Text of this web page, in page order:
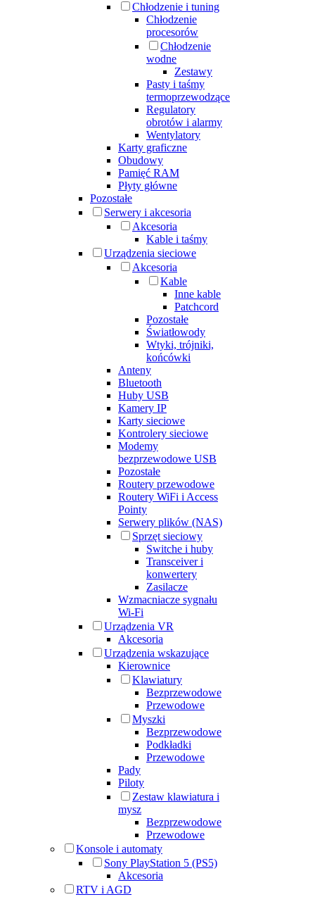
Chłodzenie i tuning
Chłodzenie
procesorów
Chłodzenie
wodne
Zestawy
Pasty i taśmy
termoprzewodzące
Regulatory
obrotów i alarmy
Wentylatory
Karty graficzne
Obudowy
Pamięć RAM
Płyty główne
Pozostałe
Serwery i akcesoria
Akcesoria
Kable i taśmy
Urządzenia sieciowe
Akcesoria
Kable
Inne kable
Patchcord
Pozostałe
Światłowody
Wtyki, trójniki,
końcówki
Anteny
Bluetooth
Huby USB
Kamery IP
Karty sieciowe
Kontrolery sieciowe
Modemy
bezprzewodowe USB
Pozostałe
Routery przewodowe
Routery WiFi i Access
Pointy
Serwery plików (NAS)
Sprzęt sieciowy
Switche i huby
Transceiver i
konwertery
Zasilacze
Wzmacniacze sygnału
Wi-Fi
Urządzenia VR
Akcesoria
Urządzenia wskazujące
Kierownice
Klawiatury
Bezprzewodowe
Przewodowe
Myszki
Bezprzewodowe
Podkładki
Przewodowe
Pady
Piloty
Zestaw klawiatura i
mysz
Bezprzewodowe
Przewodowe
Konsole i automaty
Sony PlayStation 5 (PS5)
Akcesoria
RTV i AGD